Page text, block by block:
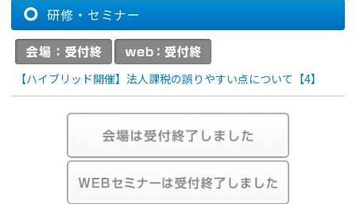
研修・セミナー
【ハイブリッド開催】法人課税の誤りやすい点について【4】